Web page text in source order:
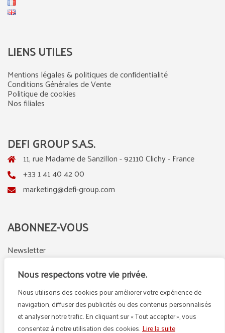
Nous respectons votre vie privée.
Nous utilisons des cookies pour améliorer votre expérience de
navigation, diffuser des publicités ou des contenus personnalisés
et analyser notre trafic. En cliquant sur « Tout accepter », vous
consentez à notre utilisation des cookies.Lire la suite
LIENS UTILES
Mentions légales & politiques de confidentialité
Conditions Générales de Vente
Politique de cookies
Nos filiales
DEFI GROUP S.A.S.
11, rue Madame de Sanzillon - 92110 Clichy - France
+33 1 41 40 42 00
marketing@defi-group.com
ABONNEZ-VOUS
Newsletter
LinkedIn
Instagram